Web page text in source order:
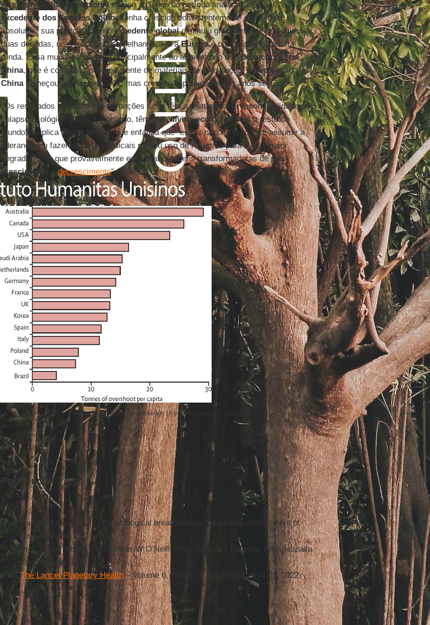
Aresponsabilidade nacionalmudou ao longo do período analisado. Embora o
excedente dos Estados Unidostenha crescido consistentemente em termos
absolutos, sua participação noexcedente globaldiminuiu gradualmente nas últimas
duas décadas, uma tendência semelhante para aEuropae outros países de alta
renda. Essa mudança se deve principalmente ao aumento douso de recursos na
China, que é composto principalmente de materiais de construção. Asuperação da
Chinacomeçou apenas em 2001, mas cresceu rapidamente nos anos seguintes.
“Os resultados mostram que as nações ricas têm a esmagadora responsabilidade pelo
colapso ecológico global e, portanto, têm umadívida ecológica com o resto do
mundo”, explicaJason Hickel , que enfatiza que “essas nações precisam assumir a
liderança em fazer reduções radicais na seu uso de recursos para evitar maior
degradação, o que provavelmente exigirá abordagens transformadoras depós-
crescimento
edecrescimento”.
Excesso médio anual per capita dos 15 maiores excessos absolutos
Referência
National responsibility for ecological breakdown: a fair-shares assessment of
resource use, 1970–2017
Prof Jason Hickel, PhD, Daniel W O’Neill, PhD, Andrew L Fanning, PhD, Huzaifa
Zoomkawala, BS
The Lancet Planetary Health– Volume 6, ISSUE 4, e342-e349, April 01, 2022